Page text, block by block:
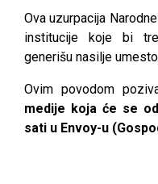
Ova uzurpacija
institucije koje bi
generišu nasilje
Ovim povodom
medije koja će se
sati u Envoy-u